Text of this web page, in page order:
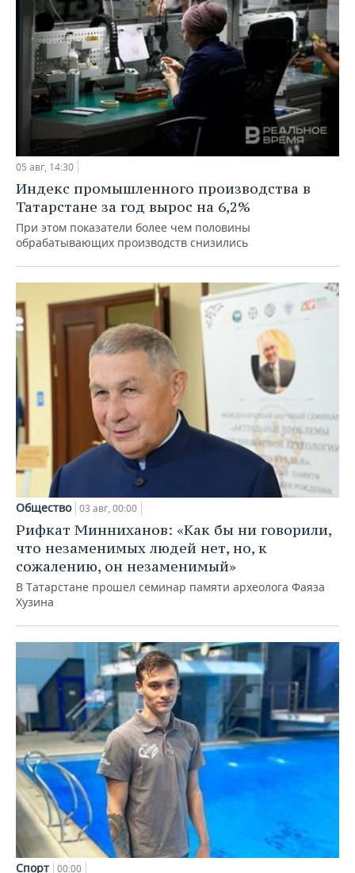
05 авг, 14:30
Индекс промышленного производства в
Татарстане за год вырос на 6,2%
При этом показатели более чем половины
обрабатывающих производств снизились
Общество 03 авг, 00:00
Рифкат Минниханов: «Как бы ни говорили,
что незаменимых людей нет, но, к
сожалению, он незаменимый»
В Татарстане прошел семинар памяти археолога Фаяза
Хузина
Спорт 00:00